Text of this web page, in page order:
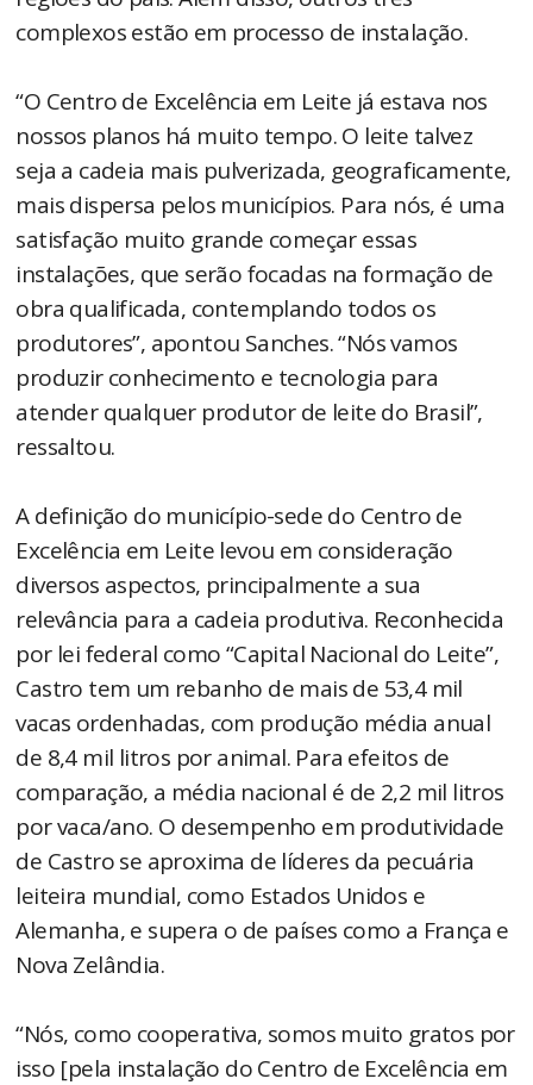
complexos estão em processo de instalação.
“O Centro de Excelência em Leite já estava nos
nossos planos há muito tempo. O leite talvez
seja a cadeia mais pulverizada, geograficamente,
mais dispersa pelos municípios. Para nós, é uma
satisfação muito grande começar essas
instalações, que serão focadas na formação de
obra qualificada, contemplando todos os
produtores”, apontou Sanches. “Nós vamos
produzir conhecimento e tecnologia para
atender qualquer produtor de leite do Brasil”,
ressaltou.
A definição do município-sede do Centro de
Excelência em Leite levou em consideração
diversos aspectos, principalmente a sua
relevância para a cadeia produtiva. Reconhecida
por lei federal como “Capital Nacional do Leite”,
Castro tem um rebanho de mais de 53,4 mil
vacas ordenhadas, com produção média anual
de 8,4 mil litros por animal. Para efeitos de
comparação, a média nacional é de 2,2 mil litros
por vaca/ano. O desempenho em produtividade
de Castro se aproxima de líderes da pecuária
leiteira mundial, como Estados Unidos e
Alemanha, e supera o de países como a França e
Nova Zelândia.
“Nós, como cooperativa, somos muito gratos por
isso [pela instalação do Centro de Excelência em